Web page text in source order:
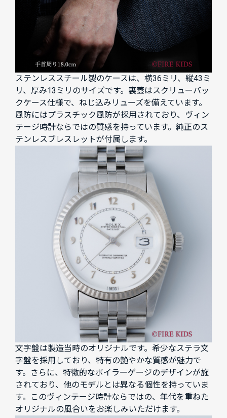
ステンレススチール製のケースは、横36ミリ、縦43ミ
リ、厚み13ミリのサイズです。裏蓋はスクリューバッ
クケース仕様で、ねじ込みリューズを備えています。
風防にはプラスチック風防が採用されており、ヴィン
テージ時計ならではの質感を持っています。純正のス
テンレスブレスレットが付属します。
文字盤は製造当時のオリジナルです。希少なステラ文
字盤を採用しており、特有の艶やかな質感が魅力で
す。さらに、特徴的なボイラーゲージのデザインが施
されており、他のモデルとは異なる個性を持っていま
す。このヴィンテージ時計ならではの、年代を重ねた
オリジナルの風合いをお楽しみいただけます。